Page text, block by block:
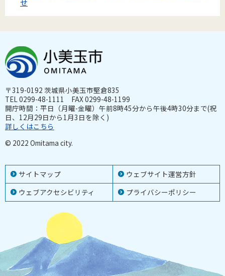
せ
サイトマップ
ウェブサイト運営方針
ウェブアクセシビリティ
プライバシーポリシー
〒319-0192 茨城県小美玉市堅倉835
TEL 0299-48-1111 FAX 0299-48-1199
開庁時間：平日（月曜-金曜）午前8時45分から午後4時30分まで(祝
日、12月29日から1月3日を除く)
詳しくはこちら
© 2022 Omitama city.